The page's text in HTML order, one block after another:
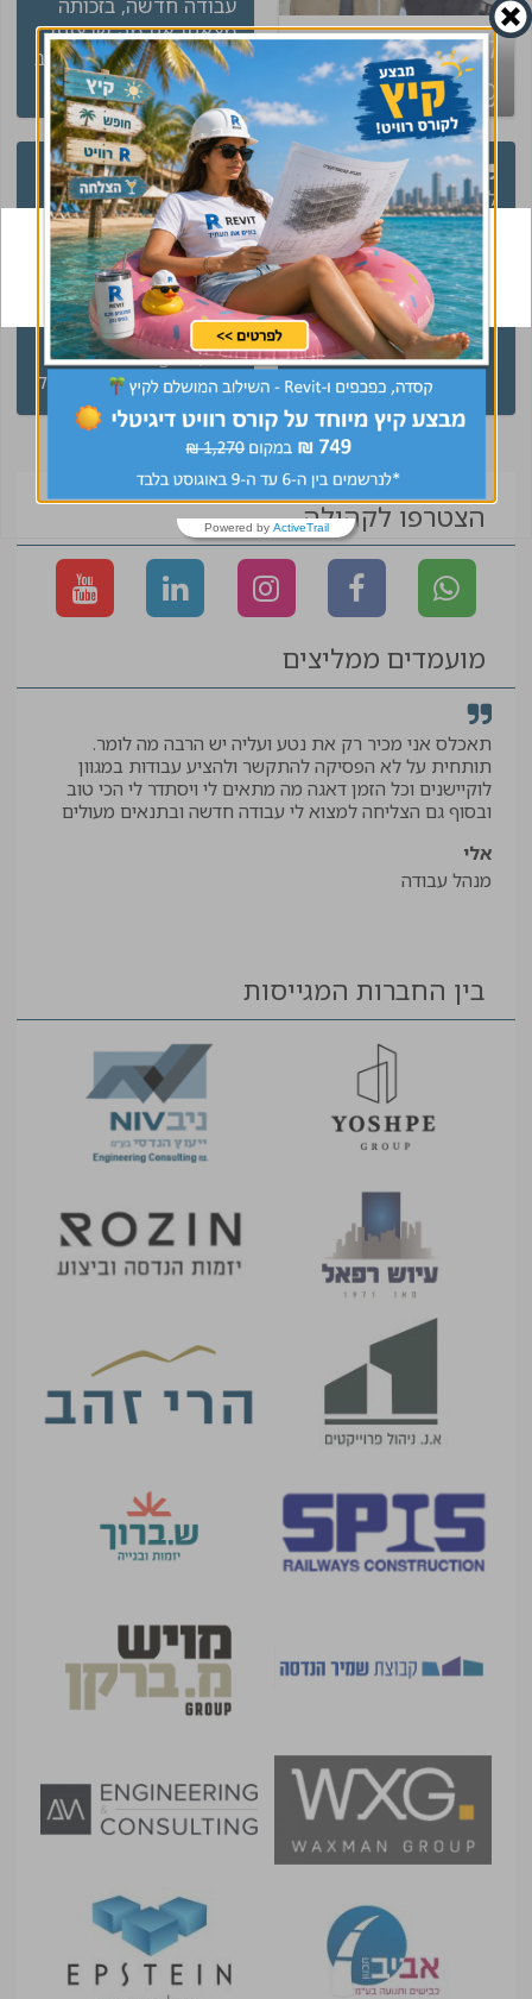
קיבלת קסדה של
CivilEng ? עשית
שינוי בקריירה
מצאתי את מה שרציתי
וחיפשתי. תודה מכל הלב
!"
ליאוןמהנדס ביצוע
ליווי מצויין, בכל שלב היו
מעורבים לאורך כל
הדרך
אלכסמנהל פרויקט
רציתי להודות לענבר
שהייתה איתי בקשר
רציף במשך תקופה
ארוכה עד שב״ה מצאה
לי משרה שממש
התאימה לי. חשוב לי
לציין ש CivilEng זה לא
עוד חברת כח אדם שרק
רוצה לייצר את התיווך
בין העובד למעביד, אלא
הם כל הזמן נשארים
איתך בקשר לראות
שאתה מסתדר בעבודה
ואפילו הגיעו אליי לאתר
להביא לי מתנה
שלומימנהל עבודה
גמרים
הצטרפו לקהילה
מועמדים ממליצים
תאכלס אני מכיר רק את נטע ועליה יש הרבה מה לומר.
תותחית על לא הפסיקה להתקשר ולהציע עבודות במגוון
לוקיישנים וכל הזמן דאגה מה מתאים לי ויסתדר לי הכי טוב
ובסוף גם הצליחה למצוא לי עבודה חדשה ובתנאים מעולים
אלי
מנהל עבודה
בין החברות המגייסות
Powered by ActiveTrail